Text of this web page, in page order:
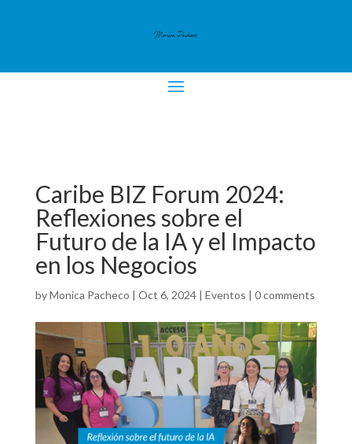
Caribe BIZ Forum 2024:
Reflexiones sobre el
Futuro de la IA y el Impacto
en los Negocios
byMonica Pacheco | Oct 6, 2024| Eventos | 0 comments